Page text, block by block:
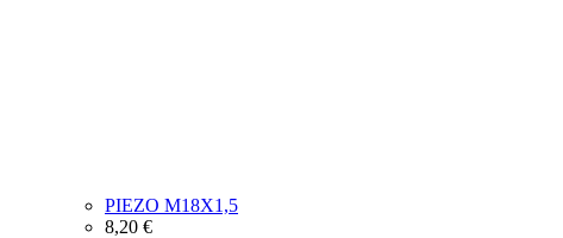
PIEZO M18X1,5
8,20 €